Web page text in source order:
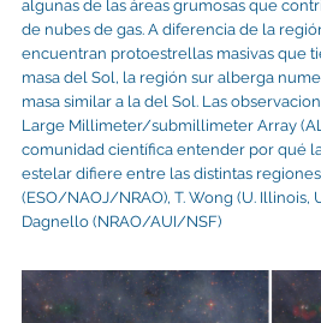
algunas de las áreas grumosas que
de nubes de gas. A diferencia de la
encuentran protoestrellas masivas que
masa del Sol, la región sur alberga
masa similar a la del Sol. Las
Large Millimeter/submillimeter Array
comunidad científica entender por qué
estelar difiere entre las distintas
(ESO/NAOJ/NRAO), T. Wong (U. Illinois,
Dagnello (NRAO/AUI/NSF)